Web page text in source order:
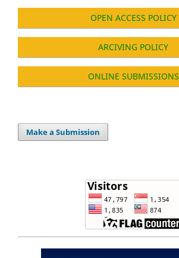
OPEN ACCESS POLICY
ARCIVING POLICY
ONLINE SUBMISSIONS
Make a Submission